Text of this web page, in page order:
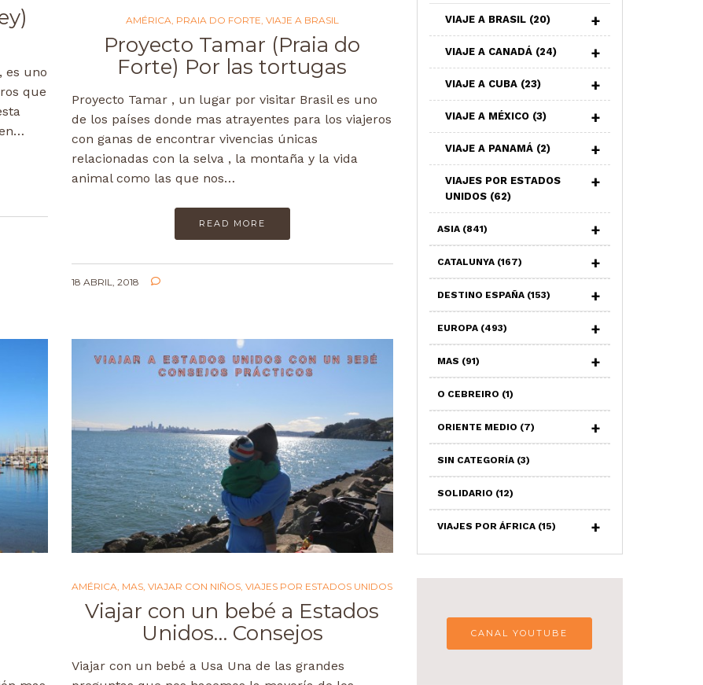
es uno
que
AMÉRICA PRAIA DO FORTE VIAJE A BRASIL
Proyecto Tamar (Praia do
Forte) Por las tortugas
Proyecto Tamar , un lugar por visitar Brasil es uno
de los países donde mas atrayentes para los viajeros
con ganas de encontrar vivencias únicas
relacionadas con la selva , la montaña y la vida
animal como las que nos…
READ MORE
18 ABRIL, 2018
AMÉRICA, MAS,VIAJAR CON NIÑOS,VIAJES POR ESTADOS UNIDOS
Viajar con un bebé a Estados
Unidos… Consejos
Viajar con un bebé a Usa Una de las grandes
VIAJE A BRASIL (20)
VIAJE A CANADÁ (24)
VIAJE A CUBA (23)
VIAJE A MÉXICO (3)
VIAJE A PANAMÁ (2)
VIAJES POR ESTADOS
UNIDOS (62)
ASIA (841)
CATALUNYA (167)
DESTINO ESPAÑA (153)
EUROPA (493)
MAS (91)
O CEBREIRO (1)
ORIENTE MEDIO (7)
SIN CATEGORÍA (3)
SOLIDARIO (12)
VIAJES POR ÁFRICA (15)
CANAL YOUTUBE